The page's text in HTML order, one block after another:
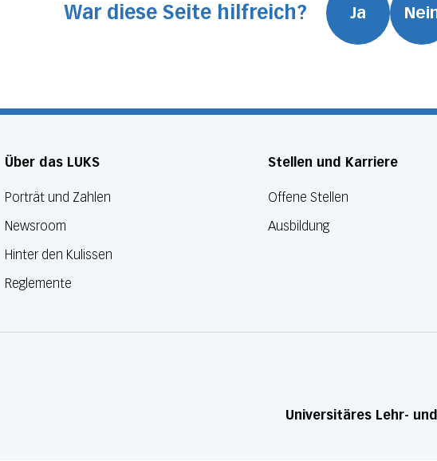
War diese Seite hilfreich? Ja
Über das LUKS
Porträt und Zahlen
Newsroom
Hinter den Kulissen
Reglemente
Stellen und Karriere
Offene Stellen
Ausbildung
Universitäres Lehr-